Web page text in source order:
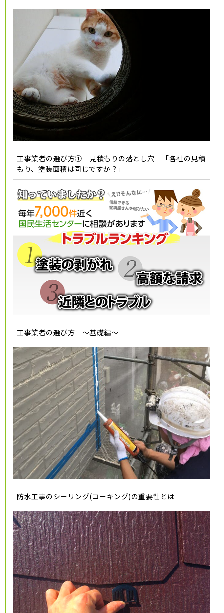
工事業者の選び方① 見積もりの落とし穴 「各社の見積
もり、塗装面積は同じですか？」
工事業者の選び方 ～基礎編～
防水工事のシーリング(コーキング)の重要性とは